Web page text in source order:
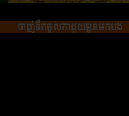
បាញ់ទឹកចូលកាដួយអូនមកបង